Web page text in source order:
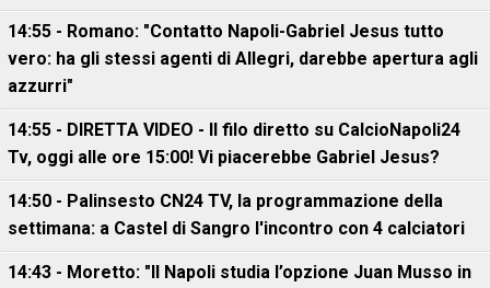
14:55 - Romano: "Contatto Napoli-Gabriel Jesus tutto
vero: ha gli stessi agenti di Allegri, darebbe apertura agli
azzurri"
14:55 - DIRETTA VIDEO - Il filo diretto su CalcioNapoli24
Tv, oggi alle ore 15:00! Vi piacerebbe Gabriel Jesus?
14:50 - Palinsesto CN24 TV, la programmazione della
settimana: a Castel di Sangro l'incontro con 4 calciatori
14:43 - Moretto: "Il Napoli studia l’opzione Juan Musso in